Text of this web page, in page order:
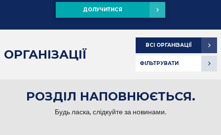
ДОЛУЧИТИСЯ
ОРГАНІЗАЦІЇ
ВСІ ОРГАНІЗАЦІЇ
ФІЛЬТРУВАТИ
РОЗДІЛ НАПОВНЮЄТЬСЯ.
Будь ласка, слідкуйте за новинами.